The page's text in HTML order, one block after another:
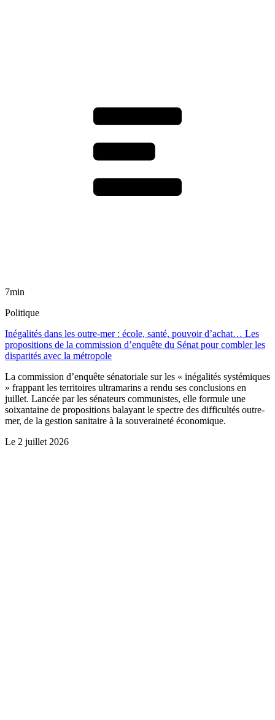
7min
Politique
Inégalités dans les outre-mer : école, santé, pouvoir d’achat… Les
propositions de la commission d’enquête du Sénat pour combler les
disparités avec la métropole
La commission d’enquête sénatoriale sur les « inégalités systémiques
» frappant les territoires ultramarins a rendu ses conclusions en
juillet. Lancée par les sénateurs communistes, elle formule une
soixantaine de propositions balayant le spectre des difficultés outre-
mer, de la gestion sanitaire à la souveraineté économique.
Le 2 juillet 2026